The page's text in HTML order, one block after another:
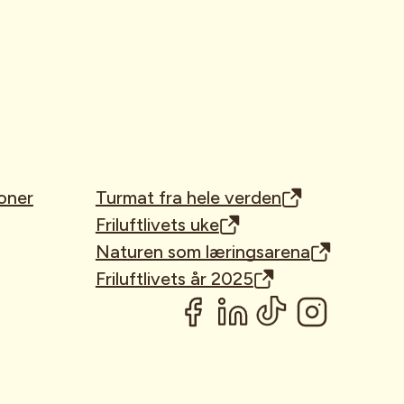
1.
Turmat fra hele verden
Friluftlivets uke
Naturen som læringsarena
Friluftlivets år 2025